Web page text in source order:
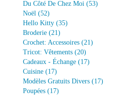
Du Côté De Chez Moi (53)
Noël (52)
Hello Kitty (35)
Broderie (21)
Crochet: Accessoires (21)
Tricot: Vêtements (20)
Cadeaux - Échange (17)
Cuisine (17)
Modèles Gratuits Divers (17)
Poupées (17)